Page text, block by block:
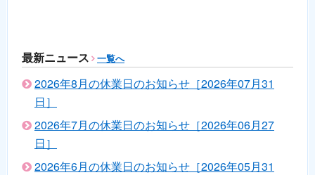
最新ニュース 一覧へ
2026年8月の休業日のお知らせ［2026年07月31
日］
2026年7月の休業日のお知らせ［2026年06月27
日］
2026年6月の休業日のお知らせ［2026年05月31